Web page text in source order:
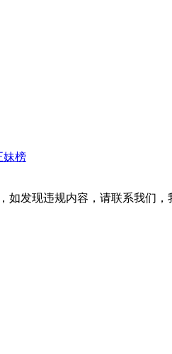
妹榜
如发现违规内容，请联系我们